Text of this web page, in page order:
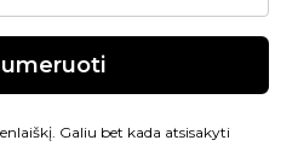
Galiu bet kada atsisakyti